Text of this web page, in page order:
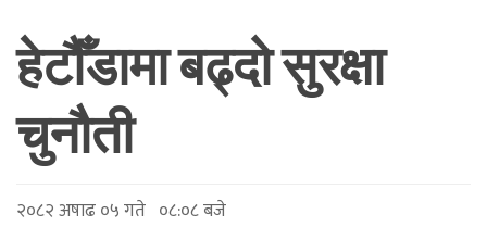
हेटौँडामा बढ्दो सुरक्षा
चुनौती
२०८२ अषाढ ०५ गते ०८:०८ बजे